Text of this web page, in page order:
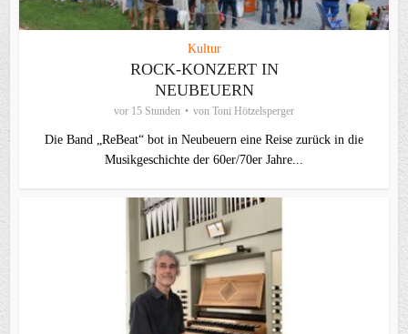
Kultur
ROCK-KONZERT IN
NEUBEUERN
vor 15 Stunden von Toni Hötzelsperger
Die Band „ReBeat“ bot in Neubeuern eine Reise zurück in die
Musikgeschichte der 60er/70er Jahre...